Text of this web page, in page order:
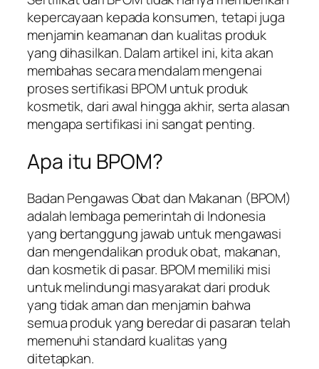
kepercayaan kepada konsumen, tetapi juga
menjamin keamanan dan kualitas produk
yang dihasilkan. Dalam artikel ini, kita akan
membahas secara mendalam mengenai
proses sertifikasi BPOM untuk produk
kosmetik, dari awal hingga akhir, serta alasan
mengapa sertifikasi ini sangat penting.
Apa itu BPOM?
Badan Pengawas Obat dan Makanan (BPOM)
adalah lembaga pemerintah di Indonesia
yang bertanggung jawab untuk mengawasi
dan mengendalikan produk obat, makanan,
dan kosmetik di pasar. BPOM memiliki misi
untuk melindungi masyarakat dari produk
yang tidak aman dan menjamin bahwa
semua produk yang beredar di pasaran telah
memenuhi standard kualitas yang
ditetapkan.